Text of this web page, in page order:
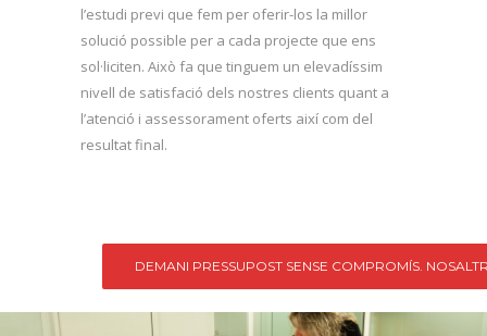
l’estudi previ que fem per oferir-los la millor
solució possible per a cada projecte que ens
sol·liciten. Això fa que tinguem un elevadíssim
nivell de satisfació dels nostres clients quant a
l’atenció i assessorament oferts així com del
resultat final.
DEMANI PRESSUPOST SENSE COMPROMÍS.